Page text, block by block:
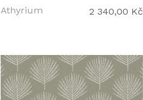
Athyrium 2 340,00 Kč